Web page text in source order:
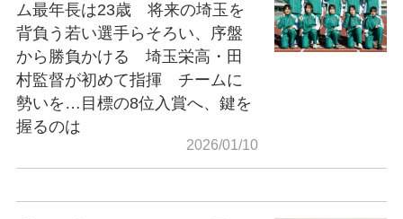
ム最年長は23歳 将来の埼玉を
背負う若い選手らそろい、序盤
から勝負かける 埼玉栄高・田
村監督が初めて指揮 チームに
勢いを…目標の8位入賞へ、鍵を
握るのは
2026/01/10